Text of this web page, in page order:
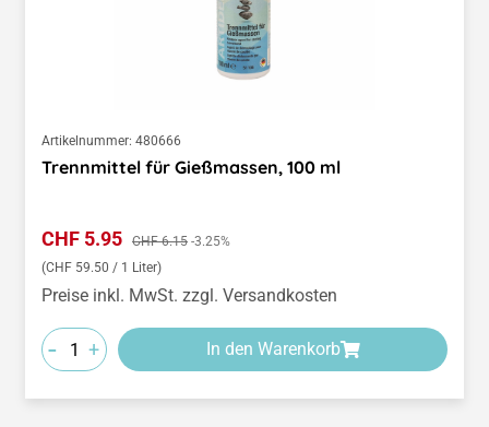
Artikelnummer: 480666
Trennmittel für Gießmassen, 100 ml
Verkaufspreis:
CHF 5.95 Regulärer Preis:
CHF 6.15 -3.25%
(CHF 59.50 / 1 Liter)
Preise inkl. MwSt. zzgl. Versandkosten
- + In den Warenkorb